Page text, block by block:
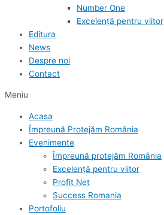
Number One
Excelență pentru viitor
Editura
News
Despre noi
Contact
Meniu
Acasa
Împreună Protejăm România
Evenimente
Împreună protejăm România
Excelență pentru viitor
Profit Net
Success Romania
Portofoliu